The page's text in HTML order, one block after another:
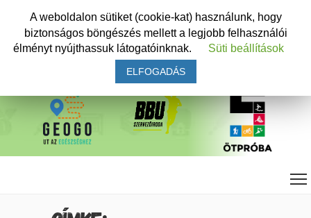
A weboldalon sütiket (cookie-kat) használunk, hogy
biztonságos böngészés mellett a legjobb felhasználói
élményt nyújthassuk látogatóinknak.
Süti beállítások
ELFOGADÁS